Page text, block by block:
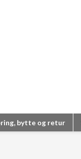
bytte og retur